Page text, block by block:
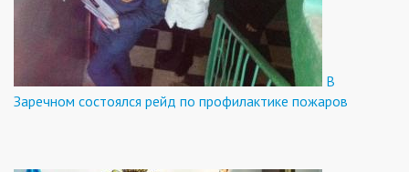
В
Заречном состоялся рейд по профилактике пожаров